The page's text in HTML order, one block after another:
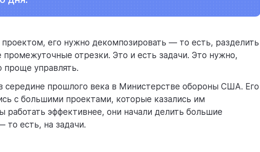
его нужно декомпозировать — то есть, разделить
отрезки. Это и есть задачи. Это нужно,
управлять.
середине прошлого века в Министерстве обороны США. Его
с большими проектами, которые казались им
эффективнее, они начали делить большие
то есть, на задачи.